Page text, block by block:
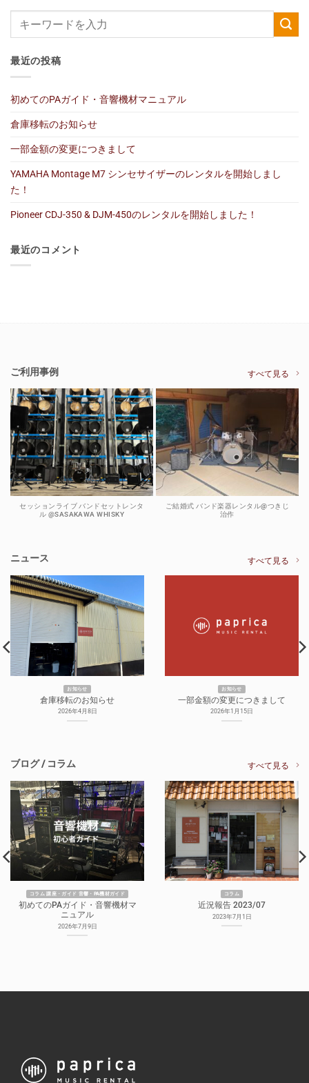
最近の投稿
初めてのPAガイド・音響機材マニュアル
倉庫移転のお知らせ
一部金額の変更につきまして
YAMAHA Montage M7 シンセサイザーのレンタルを開始しまし
た！
Pioneer CDJ-350 & DJM-450のレンタルを開始しました！
最近のコメント
ご利用事例 すべて見る
セッションライブ バンドセットレンタ
ル @SASAKAWA WHISKY
ご結婚式 バンド楽器レンタル@つきじ
治作
ニュース すべて見る
お知らせ
倉庫移転のお知らせ
2026年4月8日
お知らせ
一部金額の変更につきまして
2026年1月15日
ブログ / コラム すべて見る
コラム 講座・ガイド 音響・PA機材ガイド
初めてのPAガイド・音響機材マ
ニュアル
2026年7月9日
コラム
近況報告 2023/07
2023年7月1日